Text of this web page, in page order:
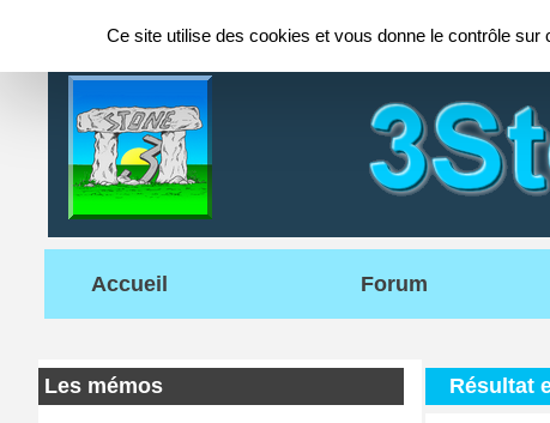
Accueil Forum
Les mémos Résultat
Ce site utilise des cookies et vous donne le contrôle